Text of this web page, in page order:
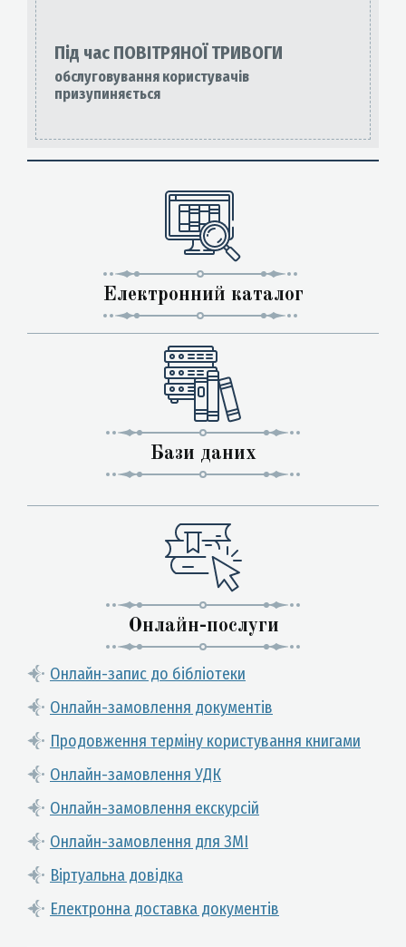
Під час ПОВІТРЯНОЇ ТРИВОГИ
обслуговування користувачів
призупиняється
Електронний каталог
Бази даних
Онлайн-послуги
Онлайн-запис до бібліотеки
Онлайн-замовлення документів
Продовження терміну користування книгами
Онлайн-замовлення УДК
Онлайн-замовлення екскурсій
Онлайн-замовлення для ЗМІ
Віртуальна довідка
Електронна доставка документів